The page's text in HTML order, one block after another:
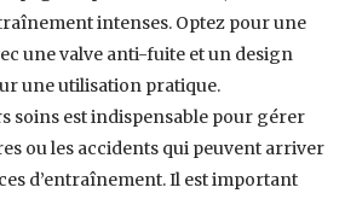
intenses. Optez pour une
une valve anti-fuite et un design
une utilisation pratique.
soins est indispensable pour gérer
ou les accidents qui peuvent arriver
d’entraînement. Il est important